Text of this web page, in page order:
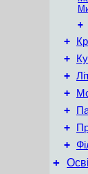
+
+
+
+
+
+
+
+
+